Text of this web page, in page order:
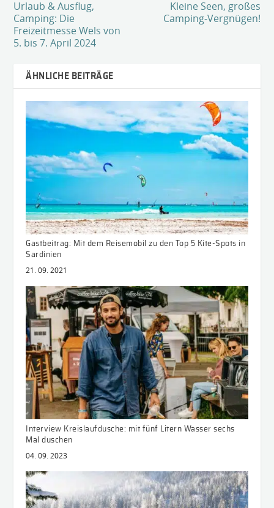
Urlaub & Ausflug,
Camping: Die
Freizeitmesse Wels von
5. bis 7. April 2024
Kleine Seen, großes
Camping-Vergnügen!
ÄHNLICHE BEITRÄGE
Gastbeitrag: Mit dem Reisemobil zu den Top 5 Kite-Spots in
Sardinien
21. 09. 2021
Interview Kreislaufdusche: mit fünf Litern Wasser sechs
Mal duschen
04. 09. 2023